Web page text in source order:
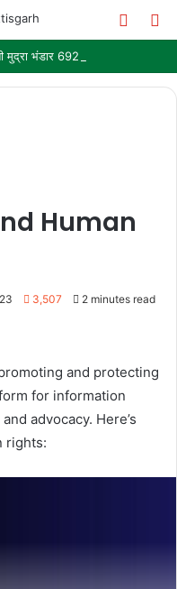
Switch
Human
3,507 2 minutes read
and protecting
for information
advocacy. Here’s
rights: